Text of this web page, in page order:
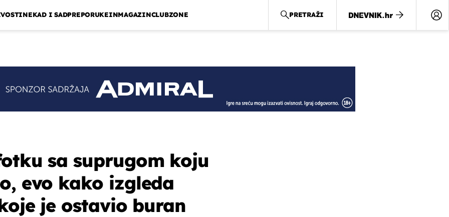
NEKAD I SADPREPORUKEINMAGAZINCLUBZONE PRETRAŽI
sa suprugom koju
evo kako izgleda
je ostavio buran